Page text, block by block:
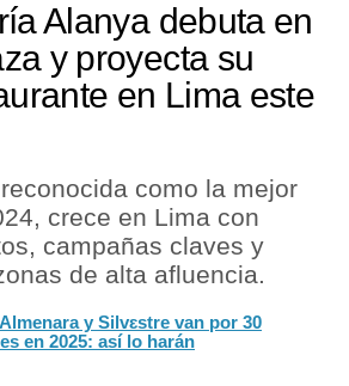
Alanya debuta en
y proyecta su
en Lima este
como la mejor
crece en Lima con
campañas claves y
de alta afluencia.
y Silvɛstre van por 30
en 2025: así lo harán